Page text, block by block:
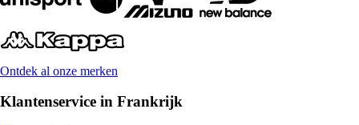
Ontdek al onze merken
Klantenservice in Frankrijk